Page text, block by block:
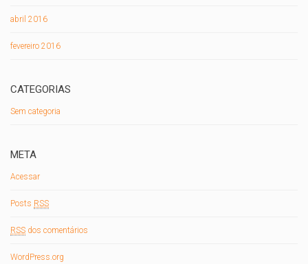
abril 2016
fevereiro 2016
CATEGORIAS
Sem categoria
META
Acessar
Posts RSS
RSS dos comentários
WordPress.org